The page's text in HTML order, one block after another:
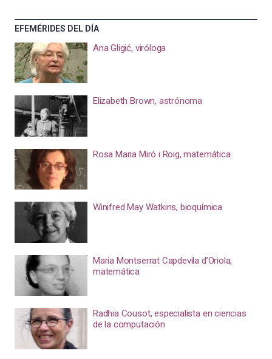
EFEMÉRIDES DEL DÍA
Ana Gligić, viróloga
Elizabeth Brown, astrónoma
Rosa Maria Miró i Roig, matemática
Winifred May Watkins, bioquímica
María Montserrat Capdevila d’Oriola,
matemática
Radhia Cousot, especialista en ciencias
de la computación